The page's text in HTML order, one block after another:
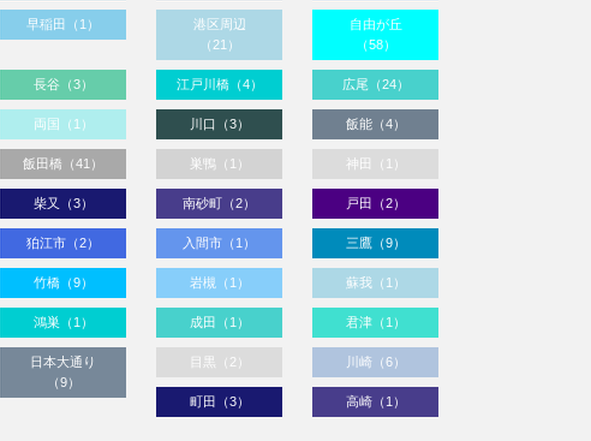
早稲田（1）
港区周辺
（21）
自由が丘
（58）
長谷（3） 江戸川橋（4） 広尾（24）
両国（1） 川口（3） 飯能（4）
飯田橋（41） 巣鴨（1） 神田（1）
柴又（3） 南砂町（2） 戸田（2）
狛江市（2） 入間市（1） 三鷹（9）
竹橋（9） 岩槻（1） 蘇我（1）
鴻巣（1） 成田（1） 君津（1）
日本大通り
（9）
目黒（2） 川崎（6）
町田（3） 高崎（1）